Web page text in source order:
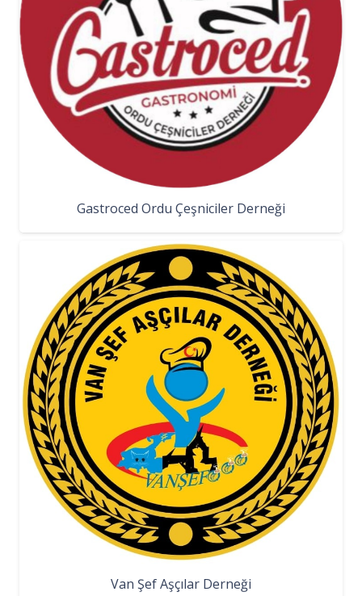
Gastroced Ordu Çeşniciler Derneği
Van Şef Aşçılar Derneği